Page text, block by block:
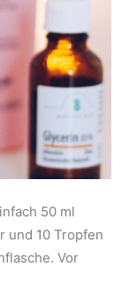
50 ml
und 10 Tropfen
Vor